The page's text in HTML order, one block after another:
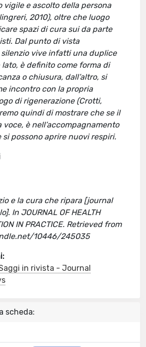
vigile e ascolto della persona
2010), oltre che luogo
spazi di cura sui da parte
Dal punto di vista
vive infatti una duplice
è definito come forma di
o chiusura, dall’altro, si
incontro con la propria
di rigenerazione (Crotti,
quindi di mostrare che se il
voce, è nell’accompagnamento
si possono aprire nuovi respiri.
e la cura che ripara [journal
In JOURNAL OF HEALTH
IN PRACTICE. Retrieved from
10446/245035
in rivista - Journal
scheda: